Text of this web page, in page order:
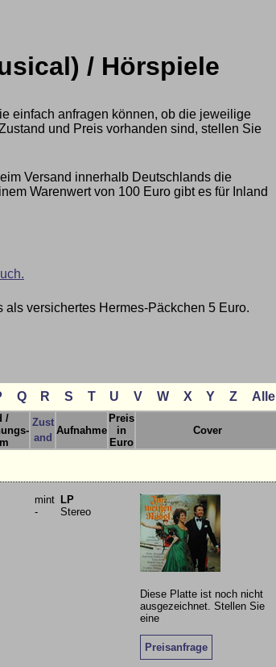
/ Hörspiele
einfach anfragen können, ob die jeweilige
und Preis vorhanden sind, stellen Sie
Versand innerhalb Deutschlands die
Warenwert von 100 Euro gibt es für Inland
versichertes Hermes-Päckchen 5 Euro.
Q R S T U V W X Y Z Alle
/
Zust
and
Aufnahme
Preis
in
Euro
Cover
mint
-
LP
Stereo
Diese Platte ist noch nicht
ausgezeichnet. Stellen Sie
eine
Preisanfrage